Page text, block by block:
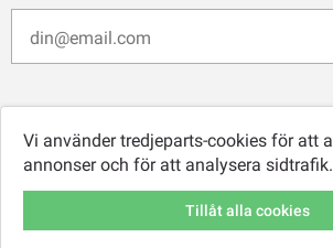
Vi använder tredjeparts-cookies för att
annonser och för att analysera sidtrafik.
Tillåt alla cookies